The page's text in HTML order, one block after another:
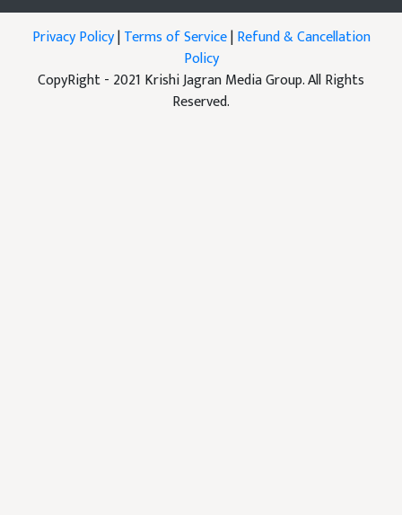
Privacy Policy|Terms of Service|Refund & Cancellation
Policy
CopyRight - 2021 Krishi Jagran Media Group. All Rights
Reserved.